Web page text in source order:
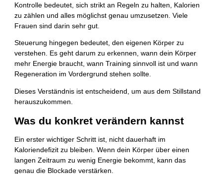
Kontrolle bedeutet, sich strikt an Regeln zu halten, Kalorien
zu zählen und alles möglichst genau umzusetzen. Viele
Frauen sind darin sehr gut.
Steuerung hingegen bedeutet, den eigenen Körper zu
verstehen. Es geht darum zu erkennen, wann dein Körper
mehr Energie braucht, wann Training sinnvoll ist und wann
Regeneration im Vordergrund stehen sollte.
Dieses Verständnis ist entscheidend, um aus dem Stillstand
herauszukommen.
Was du konkret verändern kannst
Ein erster wichtiger Schritt ist, nicht dauerhaft im
Kaloriendefizit zu bleiben. Wenn dein Körper über einen
langen Zeitraum zu wenig Energie bekommt, kann das
genau die Blockade verstärken.